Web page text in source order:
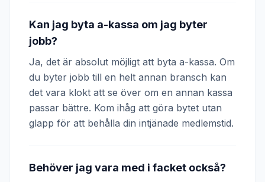
Kan jag byta a-kassa om jag byter
jobb?
Ja, det är absolut möjligt att byta a-kassa. Om
du byter jobb till en helt annan bransch kan
det vara klokt att se över om en annan kassa
passar bättre. Kom ihåg att göra bytet utan
glapp för att behålla din intjänade medlemstid.
Behöver jag vara med i facket också?